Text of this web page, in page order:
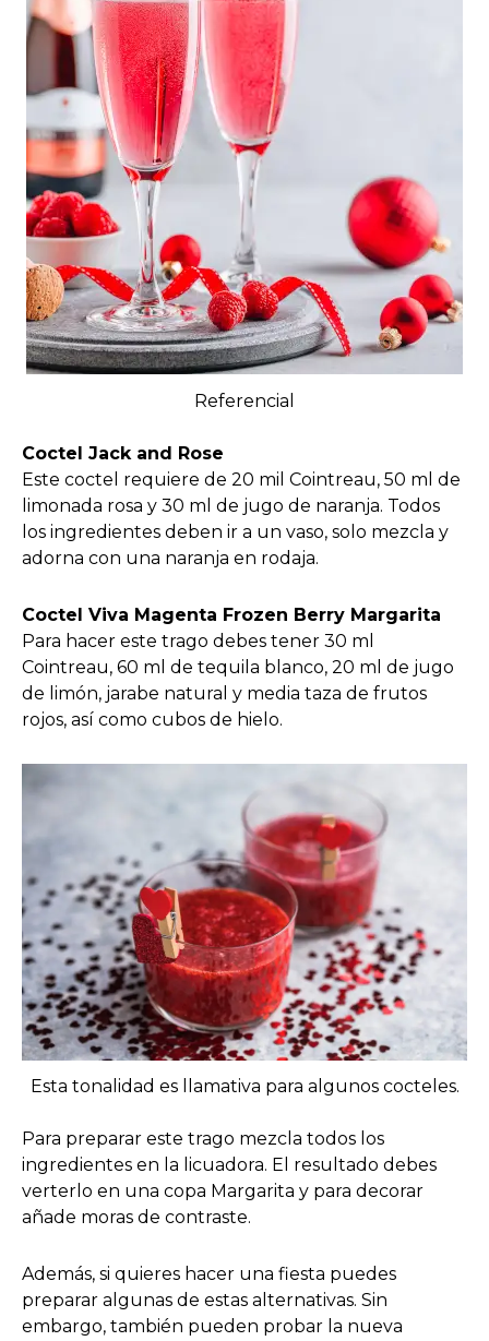
Referencial
Coctel Jack and Rose
Este coctel requiere de 20 mil Cointreau, 50 ml de
limonada rosa y 30 ml de jugo de naranja. Todos
los ingredientes deben ir a un vaso, solo mezcla y
adorna con una naranja en rodaja.
Coctel Viva Magenta Frozen Berry Margarita
Para hacer este trago debes tener 30 ml
Cointreau, 60 ml de tequila blanco, 20 ml de jugo
de limón, jarabe natural y media taza de frutos
rojos, así como cubos de hielo.
Esta tonalidad es llamativa para algunos cocteles.
Para preparar este trago mezcla todos los
ingredientes en la licuadora. El resultado debes
verterlo en una copa Margarita y para decorar
añade moras de contraste.
Además, si quieres hacer una fiesta puedes
preparar algunas de estas alternativas. Sin
embargo, también pueden probar la nueva